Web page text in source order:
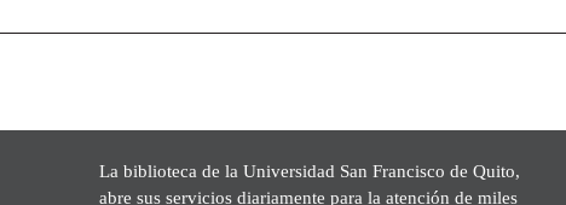
La biblioteca de la Universidad San Francisco de Quito,
abre sus servicios diariamente para la atención de miles